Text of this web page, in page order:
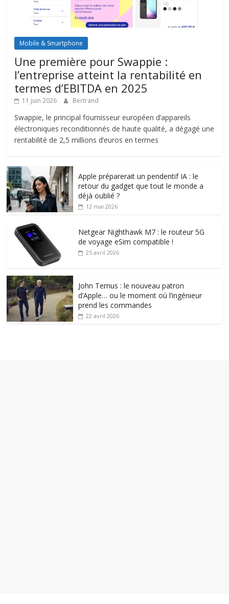
Mobile & Smartphone
Une première pour Swappie :
l’entreprise atteint la rentabilité en
termes d’EBITDA en 2025
11 juin 2026 Bertrand
Swappie, le principal fournisseur européen d’appareils
électroniques reconditionnés de haute qualité, a dégagé une
rentabilité de 2,5 millions d’euros en termes
Apple préparerait un pendentif IA : le
retour du gadget que tout le monde a
déjà oublié ?
12 mai 2026
Netgear Nighthawk M7 : le routeur 5G
de voyage eSim compatible !
25 avril 2026
John Ternus : le nouveau patron
d’Apple… ou le moment où l’ingénieur
prend les commandes
22 avril 2026